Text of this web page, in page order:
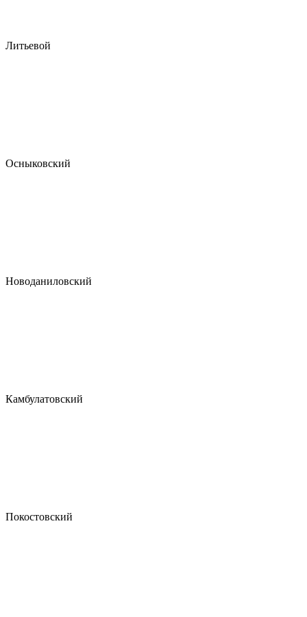
Литьевой
Осныковский
Новоданиловский
Камбулатовский
Покостовский